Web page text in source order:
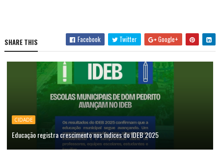
SHARE THIS Facebook Twitter Google+
CIDADE
Educação registra crescimento nos índices do IDEB 2025